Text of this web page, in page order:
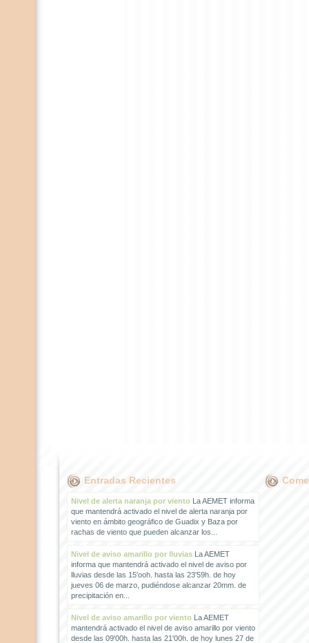
Entradas Recientes
Nivel de alerta naranja por vientoLa AEMET informa
que mantendrá activado el nivel de alerta naranja por
viento en ámbito geográfico de Guadix y Baza por
rachas de viento que pueden alcanzar los...
Nivel de aviso amarillo por lluviasLa AEMET
informa que mantendrá activado el nivel de aviso por
lluvias desde las 15'ooh. hasta las 23'59h. de hoy
jueves 06 de marzo, pudiéndose alcanzar 20mm. de
precipitación en...
Nivel de aviso amarillo por vientoLa AEMET
mantendrá activado el nivel de aviso amarillo por viento
desde las 09'00h. hasta las 21'00h. de hoy lunes 27 de